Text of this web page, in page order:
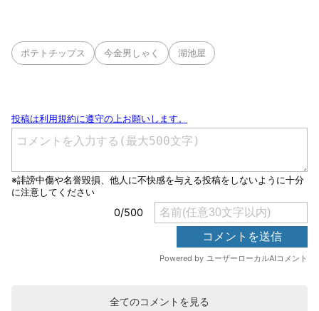
ポテトチップス 今金男しゃく 湖池屋
全てのコメントを見る